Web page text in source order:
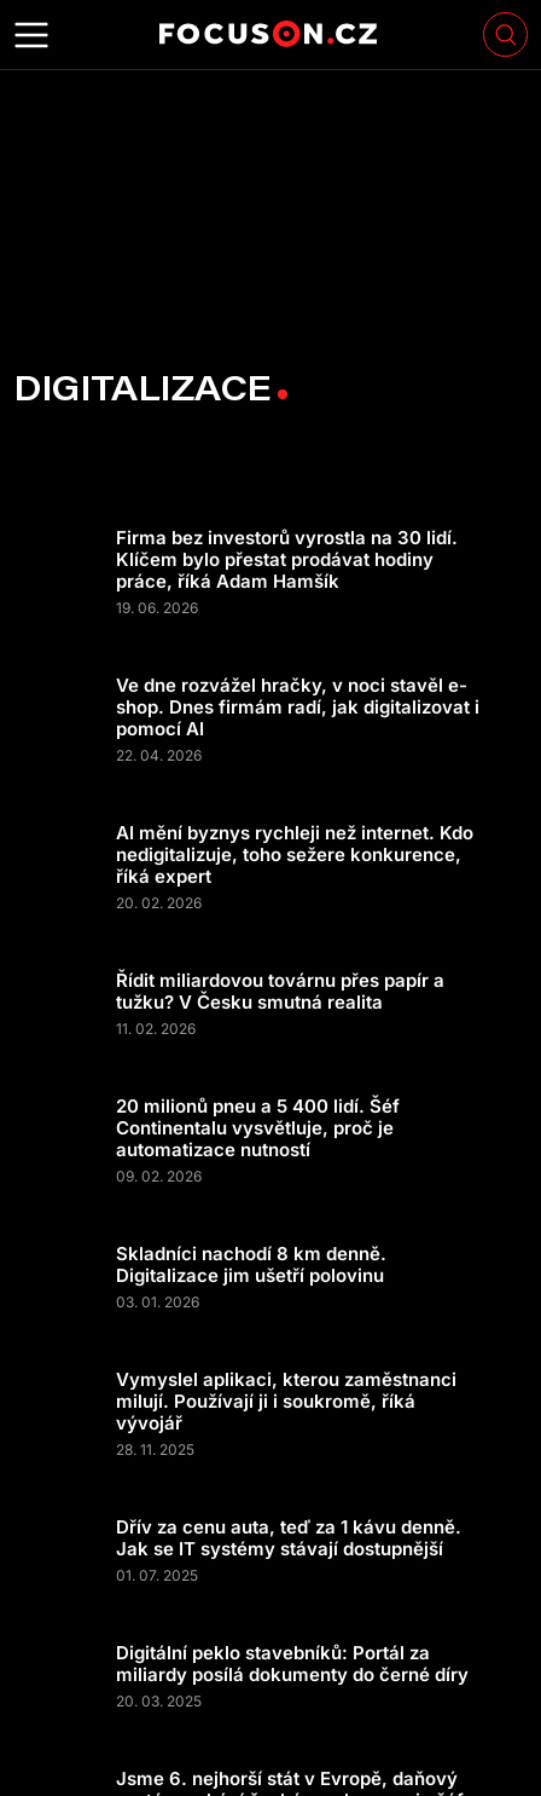
DIGITALIZACE
Firma bez investorů vyrostla na 30 lidí.
Klíčem bylo přestat prodávat hodiny
práce, říká Adam Hamšík
19. 06. 2026
Ve dne rozvážel hračky, v noci stavěl e-
shop. Dnes firmám radí, jak digitalizovat i
pomocí AI
22. 04. 2026
AI mění byznys rychleji než internet. Kdo
nedigitalizuje, toho sežere konkurence,
říká expert
20. 02. 2026
Řídit miliardovou továrnu přes papír a
tužku? V Česku smutná realita
11. 02. 2026
20 milionů pneu a 5 400 lidí. Šéf
Continentalu vysvětluje, proč je
automatizace nutností
09. 02. 2026
Skladníci nachodí 8 km denně.
Digitalizace jim ušetří polovinu
03. 01. 2026
Vymyslel aplikaci, kterou zaměstnanci
milují. Používají ji i soukromě, říká
vývojář
28. 11. 2025
Dřív za cenu auta, teď za 1 kávu denně.
Jak se IT systémy stávají dostupnější
01. 07. 2025
Digitální peklo stavebníků: Portál za
miliardy posílá dokumenty do černé díry
20. 03. 2025
Jsme 6. nejhorší stát v Evropě, daňový